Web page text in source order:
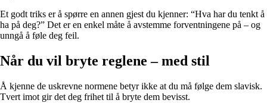
Et godt triks er å spørre en annen gjest du kjenner: “Hva har du tenkt å
ha på deg?” Det er en enkel måte å avstemme forventningene på – og
unngå å føle deg feil.
Når du vil bryte reglene – med stil
Å kjenne de uskrevne normene betyr ikke at du må følge dem slavisk.
Tvert imot gir det deg frihet til å bryte dem bevisst.